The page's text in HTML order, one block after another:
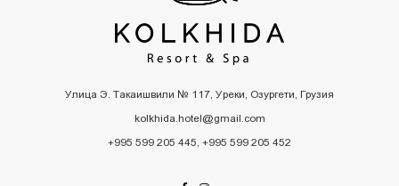
Улица Э. Такаишвили № 117, Уреки, Озургети, Грузия
kolkhida.hotel@gmail.com
+995 599 205 445, +995 599 205 452